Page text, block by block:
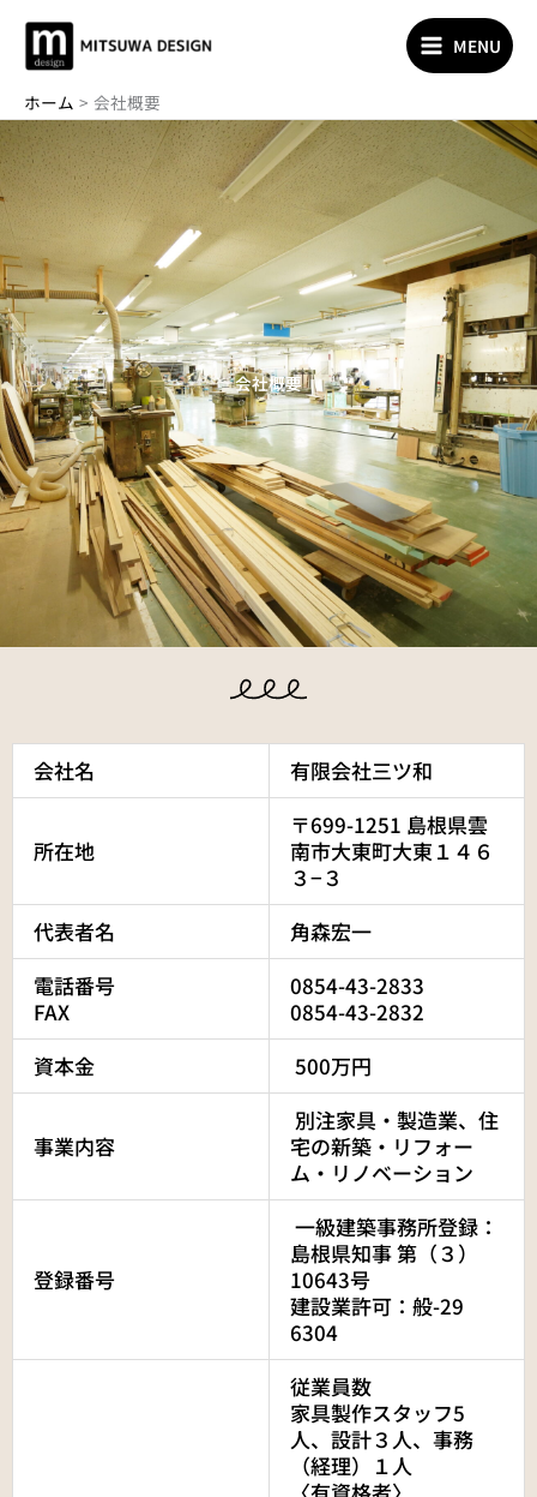
キ
ッ
プ
MENU
ホーム 会社概要
会社概要
会社名 有限会社三ツ和
所在地
〒699-1251 島根県雲
南市大東町大東１４６
３−３
代表者名
角森宏一
電話番号
FAX
0854-43-2833
0854-43-2832
資本金
500万円
事業内容
別注家具・製造業、住
宅の新築・リフォー
ム・リノベーション
登録番号
一級建築事務所登録：
島根県知事 第（３）
10643号
建設業許可：般-29
6304
従業員数
家具製作スタッフ5
人、設計３人、事務
（経理）１人